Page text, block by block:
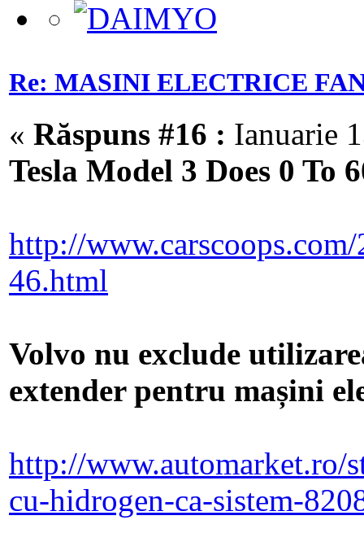
Re: MASINI ELECTRICE
« Răspuns #16 : Ianuarie
Tesla Model 3 Does 0 To
http://
46.html
Volvo nu exclude
extender pentru mașini
http://
cu-hidrogen-ca-sistem-